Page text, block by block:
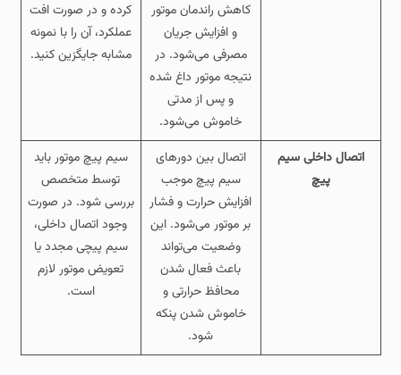
کاهش راندمان موتور
و افزایش جریان
مصرفی می‌شود. در
نتیجه موتور داغ شده
و پس از مدتی
خاموش می‌شود.
کرده و در صورت افت
عملکرد، آن را با نمونه
مشابه جایگزین کنید.
اتصال داخلی سیم‌
پیچ
اتصال بین دورهای
سیم‌ پیچ موجب
افزایش حرارت و فشار
بر موتور می‌شود. این
وضعیت می‌تواند
باعث فعال شدن
محافظ حرارتی و
خاموش شدن پنکه
شود.
سیم‌ پیچ موتور باید
توسط متخصص
بررسی شود. در صورت
وجود اتصال داخلی،
سیم‌ پیچی مجدد یا
تعویض موتور لازم
است.